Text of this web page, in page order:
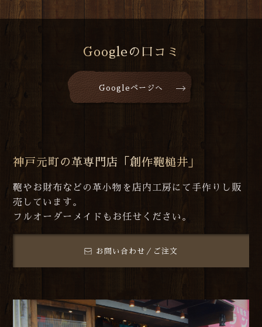
Googleの口コミ
Googleページへ
神戸元町の革専門店「創作鞄槌井」
鞄やお財布などの革小物を店内工房にて手作りし販
売しています。
フルオーダーメイドもお任せください。
お問い合わせ／ご注文